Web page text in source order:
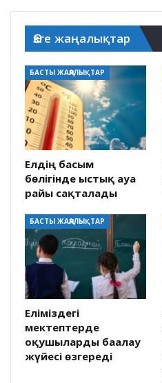
Өзге жаңалықтар
БАСТЫ ЖАҢАЛЫҚТАР
Елдің басым
бөлігінде ыстық ауа
райы сақталады
БАСТЫ ЖАҢАЛЫҚТАР
Еліміздегі
мектептерде
оқушыларды бағалау
жүйесі өзгереді